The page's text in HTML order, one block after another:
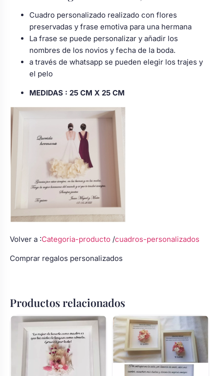
Cuadro personalizado realizado con flores
preservadas y frase emotiva para una hermana
La frase se puede personalizar y añadir los
nombres de los novios y fecha de la boda.
a través de whatsapp se pueden elegir los trajes y
el pelo
MEDIDAS : 25 CM X 25 CM
Volver a :Categoria-producto /cuadros-personalizados
Comprar regalos personalizados
Productos relacionados